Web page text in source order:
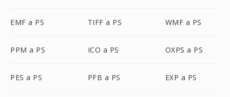
EMF a PS TIFF a PS WMF a PS
PPM a PS ICO a PS OXPS a PS
PES a PS PFB a PS EXP a PS